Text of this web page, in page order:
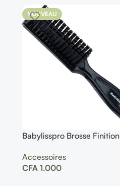
NOUVEAU
Babylisspro Brosse Finition
Accessoires
CFA1.000